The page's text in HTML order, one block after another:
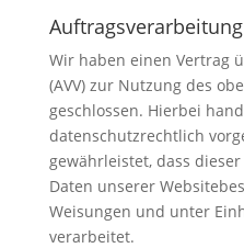
Auftragsverarbeitung
Wir haben einen Vertrag
(AVV) zur Nutzung des
geschlossen. Hierbei
datenschutzrechtlich
gewährleistet, dass
Daten unserer
Weisungen und unter
verarbeitet.